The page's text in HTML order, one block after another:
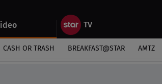
CASH OR TRASH BREAKFAST@STAR ΑΜΤΖ